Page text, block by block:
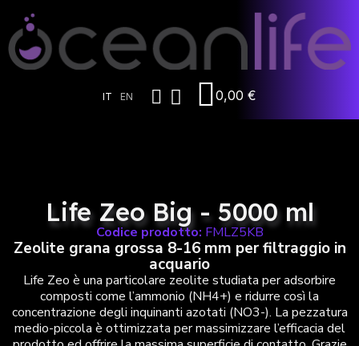
IT EN 0,00 €
Life Zeo Big - 5000 ml
Codice prodotto: FMLZ5KB
Zeolite grana grossa 8-16 mm per filtraggio in
acquario
Life Zeo è una particolare zeolite studiata per adsorbire
composti come l’ammonio (NH4+) e ridurre così la
concentrazione degli inquinanti azotati (NO3-). La pezzatura
medio-piccola è ottimizzata per massimizzare l’efficacia del